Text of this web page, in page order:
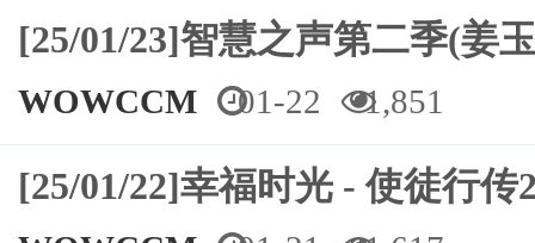
[25/01/23]智慧之声第二季(姜
WOWCCM 01-22 1,851
[25/01/22]幸福时光 - 使徒行